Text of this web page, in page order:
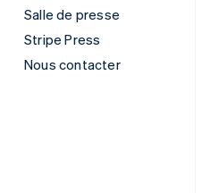
Salle de presse
Stripe Press
Nous contacter